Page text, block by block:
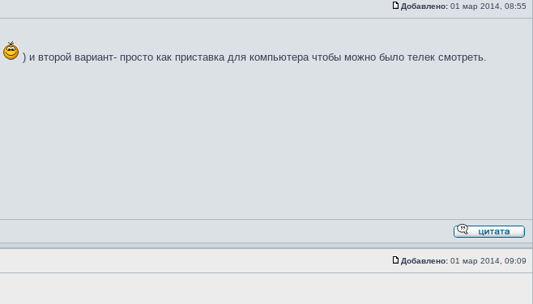
Добавлено: 01 мар 2014, 08:55
) и второй вариант- просто как приставка для компьютера чтобы можно было телек смотреть.
Добавлено: 01 мар 2014, 09:09